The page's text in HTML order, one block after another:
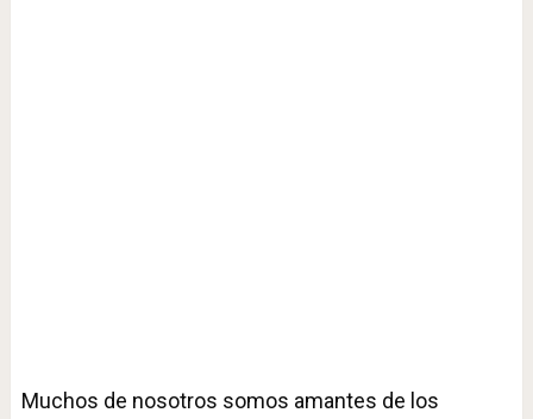
Muchos de nosotros somos amantes de los